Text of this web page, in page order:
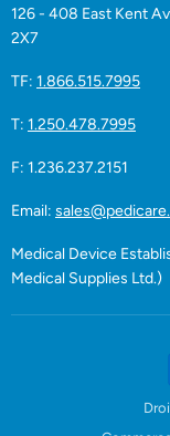
126 - 408 East Kent
2X7
TF: 1.866.515.7995
T: 1.250.478.7995
F: 1.236.237.2151
Email:
Medical Device
Medical Supplies Ltd.)